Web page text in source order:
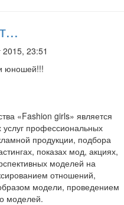
2015, 23:51
юношей!!!
«Fashion girls» является
услуг профессиональных
продукции, подбора
показах мод, акциях,
моделей на
отношений,
модели, проведением
моделей.